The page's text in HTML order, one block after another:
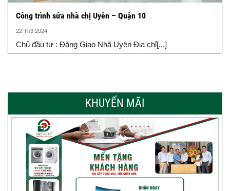
Công trình sửa nhà chị Uyên – Quận 10
22 Th3 2024
Chủ đầu tư : Đặng Giao Nhã Uyên Địa chỉ[...]
KHUYẾN MÃI